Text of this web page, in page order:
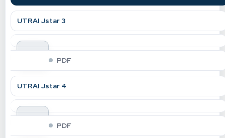
UTRAI Jstar 3
indir
PDF
UTRAI Jstar 4
indir
PDF